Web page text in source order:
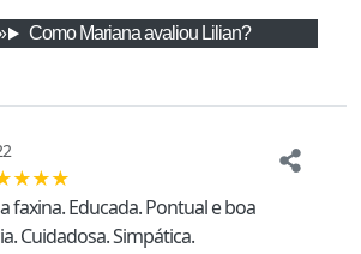
Como Marianaavaliou Lilian?
★★★
faxina. Educada. Pontual e boa
Cuidadosa. Simpática.